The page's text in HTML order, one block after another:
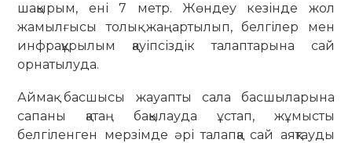
шақырым, ені 7 метр. Жөндеу кезінде жол
жамылғысы толық жаңартылып, белгілер мен
инфрақұрылым қауіпсіздік талаптарына сай
орнатылуда.
Аймақ басшысы жауапты сала басшыларына
сапаны қатаң бақылауда ұстап, жұмысты
белгіленген мерзімде әрі талапқа сай аяқтауды